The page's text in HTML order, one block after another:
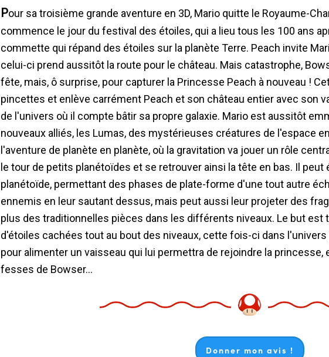
Pour sa troisième grande aventure en 3D, Mario quitte le Royaume-Champignon et part dans l'espace ! Tout
commence le jour du festival des étoiles, qui a lieu tous les 100 ans
commette qui répand des étoiles sur la planète Terre. Peach invite
celui-ci prend aussitôt la route pour le château. Mais catastrophe,
fête, mais, ô surprise, pour capturer la Princesse Peach à nouveau !
pincettes et enlève carrément Peach et son château entier avec son
de l'univers où il compte bâtir sa propre galaxie. Mario est aussitôt
nouveaux alliés, les Lumas, des mystérieuses créatures de l'espace
l'aventure de planète en planète, où la gravitation va jouer un rôle
le tour de petits planétoïdes et se retrouver ainsi la tête en bas. Il
planétoïde, permettant des phases de plate-forme d'une tout autre
ennemis en leur sautant dessus, mais peut aussi leur projeter des
plus des traditionnelles pièces dans les différents niveaux. Le but est
d'étoiles cachées tout au bout des niveaux, cette fois-ci dans
pour alimenter un vaisseau qui lui permettra de rejoindre la
fesses de Bowser...
Donner mon avis !